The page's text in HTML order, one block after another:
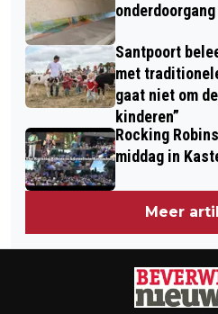
Santpoort
met
gaat niet om
kinderen”
Rocking
middag in
Meer